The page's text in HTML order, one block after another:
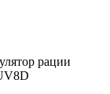
рации